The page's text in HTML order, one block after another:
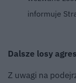
informuje
Dalsze losy
Z uwagi na